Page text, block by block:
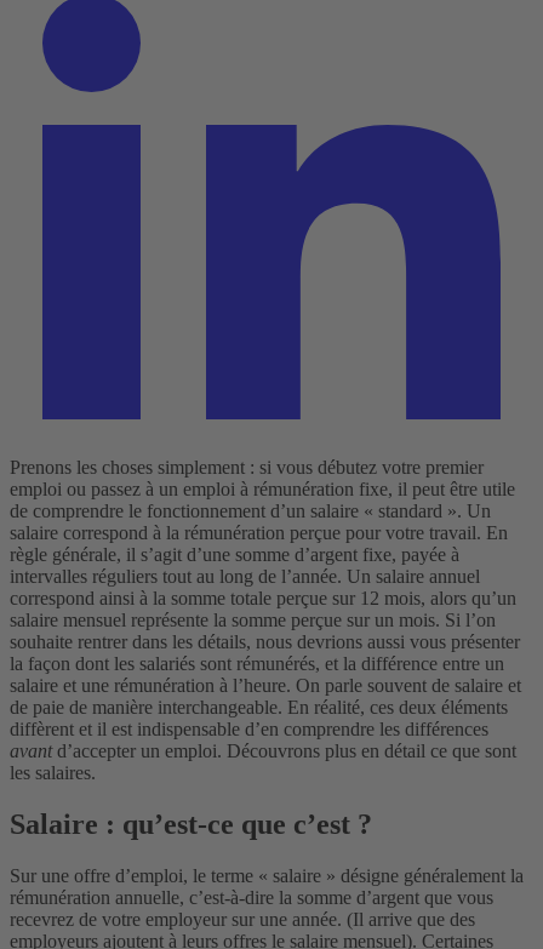
Prenons les choses simplement : si vous débutez votre premier
emploi ou passez à un emploi à rémunération fixe, il peut être utile
de comprendre le fonctionnement d’un salaire « standard ». Un
salaire correspond à la rémunération perçue pour votre travail. En
règle générale, il s’agit d’une somme d’argent fixe, payée à
intervalles réguliers tout au long de l’année. Un salaire annuel
correspond ainsi à la somme totale perçue sur 12 mois, alors qu’un
salaire mensuel représente la somme perçue sur un mois. Si l’on
souhaite rentrer dans les détails, nous devrions aussi vous présenter
la façon dont les salariés sont rémunérés, et la différence entre un
salaire et une rémunération à l’heure. On parle souvent de salaire et
de paie de manière interchangeable. En réalité, ces deux éléments
diffèrent et il est indispensable d’en comprendre les différences
avantd’accepter un emploi. Découvrons plus en détail ce que sont
les salaires.
Salaire : qu’est-ce que c’est ?
Sur une offre d’emploi, le terme « salaire » désigne généralement la
rémunération annuelle, c’est-à-dire la somme d’argent que vous
recevrez de votre employeur sur une année. (Il arrive que des
employeurs ajoutent à leurs offres le salaire mensuel). Certaines